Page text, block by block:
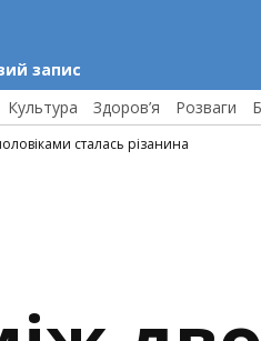
запис
Культура Здоров’я Розваги
сталась різанина